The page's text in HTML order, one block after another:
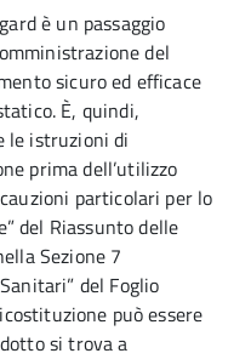
è un passaggio
del
sicuro ed efficace
È, quindi,
le istruzioni di
prima dell’utilizzo
particolari per lo
del Riassunto delle
Sezione 7
del Foglio
può essere
si trova a